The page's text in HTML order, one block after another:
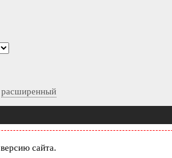
расширенный
сайта.